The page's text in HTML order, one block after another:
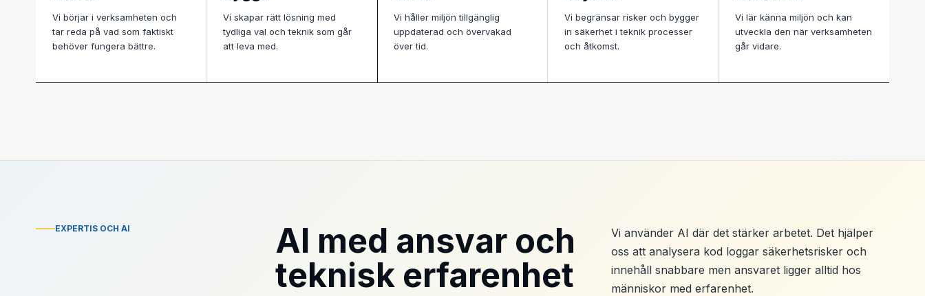
Vi börjar i verksamheten och
tar reda på vad som faktiskt
behöver fungera bättre.
Vi skapar rätt lösning med
tydliga val och teknik som går
att leva med.
Vi håller miljön tillgänglig
uppdaterad och övervakad
över tid.
Vi begränsar risker och bygger
in säkerhet i teknik processer
och åtkomst.
Vi lär känna miljön och kan
utveckla den när verksamheten
går vidare.
EXPERTIS OCH AI
AI med ansvar och
teknisk erfarenhet
Vi använder AI där det stärker arbetet. Det hjälper
oss att analysera kod loggar säkerhetsrisker och
innehåll snabbare men ansvaret ligger alltid hos
människor med erfarenhet.